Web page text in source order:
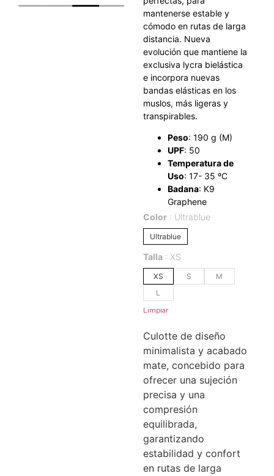
mantenerse estable y
cómodo en rutas de larga
distancia. Nueva
evolución que mantiene la
exclusiva lycra bielástica
e incorpora nuevas
bandas elásticas en los
muslos, más ligeras y
transpirables.
Peso: 190 g (M)
UPF: 50
Temperatura de
Uso: 17- 35 ºC
Badana: K9
Graphene
Color
Ultrablue
Ultrablue
Talla XS
XS S
M
L
Limpiar
Culotte de diseño
minimalista y acabado
mate, concebido para
ofrecer una sujeción
precisa y una
compresión
equilibrada,
garantizando
estabilidad y confort
en rutas de larga